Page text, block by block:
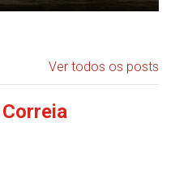
Ver todos os posts